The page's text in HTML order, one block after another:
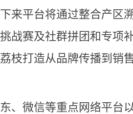
来平台将通过整合产区
战赛及社群拼团和专项
枝打造从品牌传播到销
、微信等重点网络平台